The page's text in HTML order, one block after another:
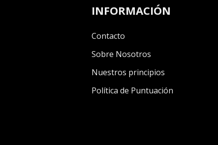
INFORMACIÓN
Contacto
Sobre Nosotros
Nuestros principios
Política de Puntuación